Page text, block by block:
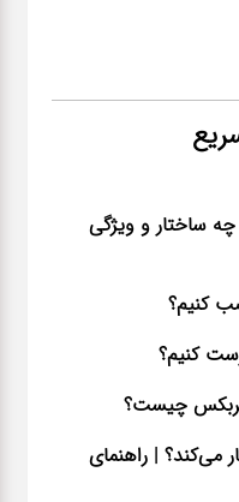
ساختار و ویژگی
کنیم؟
کنیم؟
چیست؟
می‌کند؟ | راهنمای